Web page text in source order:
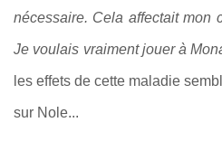
nécessaire. Cela affectait mon
Je voulais vraiment jouer à
les effets de cette maladie
sur Nole...